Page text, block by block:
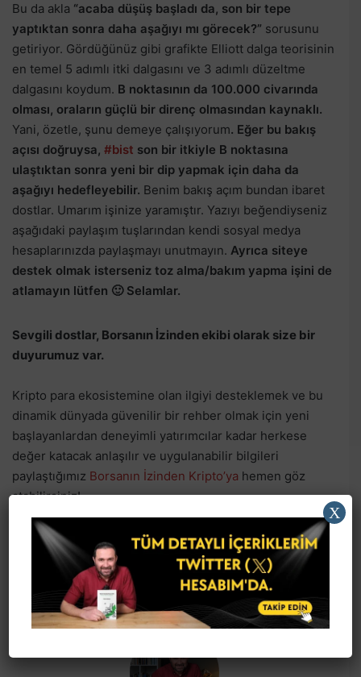
Bu da akla “acaba düşüş başladı da, son bir tepe
yaptıktan sonra daha aşağıyı mı görecek?” sorusunu
getiriyor. Gördüğünüz gibi grafikte Elliott dalga teorisinin
en temel 5 adımlı itki dalgasını ve 3 adımlı düzeltme
dalgasını koydum. B noktasının da 100.000 civarında
olması, oraların güçlü bir direnç olmasından kaynaklı.
Yani, özetle, şunu demeye çalışıyorum. Eğer bu bakış
açısı doğruysa, #bist son bir itkiyle B noktasına
ulaştıktan sonra yeni bir dip yapmak için daha da
aşağıyı hedefleyebilir. Benim bakış açım bundan ibaret
dostlar. Umarım işinize yaramıştır. Yazıyı beğendiyseniz
aşağıdaki paylaşım tuşlarından kendi sosyal medya
hesaplarınızda paylaşmayı unutmayın. Ayrıca siteye
destek olmak isterseniz toz alma/bakım yapma işini de
atlamayın lütfen 🙂 Selamlar.
Sevgili dostlar, Borsanın İzinden ekibi olarak size bir
duyurumuz var.
Kripto para ekosistemine olan ilgiyi desteklemek ve bu
dinamik dünyada güvenilir bir rehber olmak için yeni
başlayanlardan deneyimli yatırımcılar kadar herkese
değer katacak anlaşılır ve uygulanabilir bilgileri
paylaştığımız Borsanın İzinden Kripto’ya hemen göz
atabilirsiniz!
Facebook
X LinkedInReddit E-Posta ile paylaş
X